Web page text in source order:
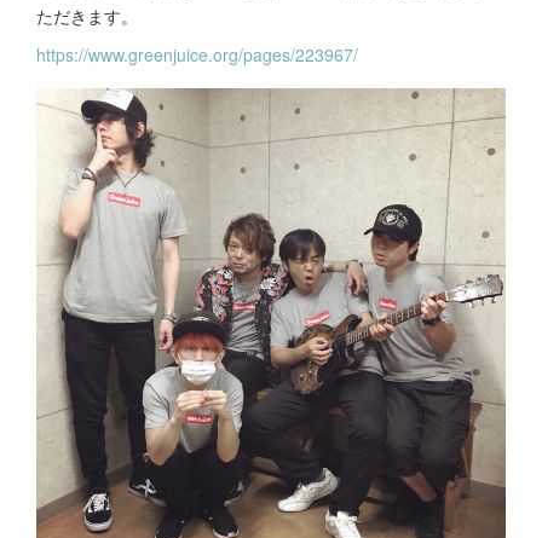
ただきます。
https://www.greenjuice.org/pages/223967/